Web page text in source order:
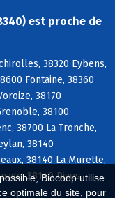
Biocoop utilise
optimale du site, pour
est proche de
38320 Eybens,
Fontaine, 38360
38170
38100
38700 La Tronche,
38140
38140 La Murette,
38140 Rives,